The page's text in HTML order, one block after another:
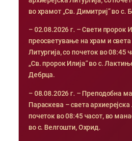
во храмот „Св. Димитриј“ во с.
– 02.08.2026 г. – Свети пророк
преосветување на храм и света
Литургија, со почеток во 08:45
„Св. пророк Илија“ во с.
Дебрца.
– 08.08.2026 г. – Преподобна
Параскева – света архиерејска
почеток во 08:45 часот, во
во с. Велгошти, Охрид.